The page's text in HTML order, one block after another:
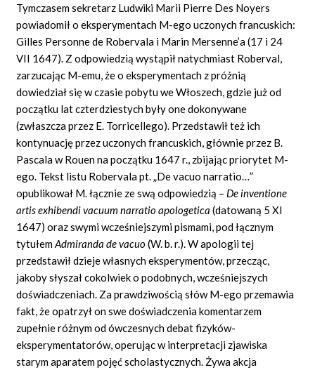
Tymczasem sekretarz Ludwiki Marii Pierre Des Noyers
powiadomił o eksperymentach M-ego uczonych francuskich:
Gilles Personne de Robervala i Marin Mersenne’a(17 i 24
VII 1647). Z odpowiedzią wystąpił natychmiast Roberval,
zarzucając M-emu, że o eksperymentach z próżnią
dowiedział się w czasie pobytu we Włoszech, gdzie już od
początku lat czterdziestych były one dokonywane
(zwłaszcza przez E. Torricellego). Przedstawił też ich
kontynuację przez uczonych francuskich, głównie przez B.
Pascala w Rouen na początku 1647 r., zbijając priorytet M-
ego. Tekst listu Robervalapt. „Devacuonarratio…”
opublikował M. łącznie ze swą odpowiedzią – Deinventione
artisexhibendi vacuumnarratioapologetica(datowaną 5 XI
1647) oraz swymi wcześniejszymi pismami, pod łącznym
tytułemAdmirandade vacuo(W. b. r.). W apologii tej
przedstawił dzieje własnych eksperymentów, przecząc,
jakoby słyszał cokolwiek o podobnych, wcześniejszych
doświadczeniach. Za prawdziwością słów M-ego przemawia
fakt, że opatrzył on swe doświadczenia komentarzem
zupełnie różnym od ówczesnych debat fizyków-
eksperymentatorów, operując w interpretacji zjawiska
starym aparatem pojęć scholastycznych. Żywa akcja